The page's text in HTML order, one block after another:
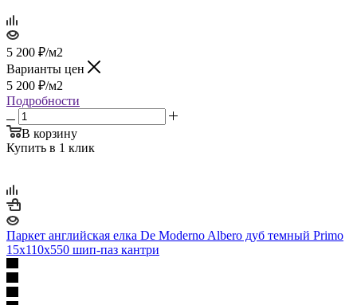
5 200 ₽/м2
Варианты цен
5 200 ₽/м2
Подробности
В корзину
Купить в 1 клик
Паркет английская елка De Moderno Albero дуб темный Primo
15х110х550 шип-паз кантри